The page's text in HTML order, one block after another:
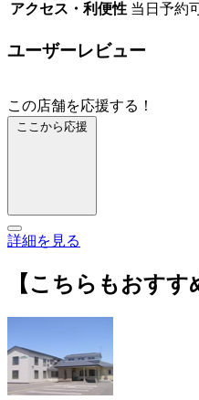
アクセス・利便性 当日予約
ユーザーレビュー
この店舗を応援する！
ここから応援
詳細を見る
【こちらもおすす